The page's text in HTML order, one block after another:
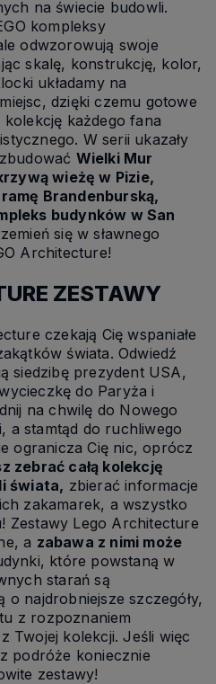
na świecie budowli.
kompleksy
odwzorowują swoje
skalę, konstrukcję, kolor,
układamy na
dzięki czemu gotowe
kolekcję każdego fana
W serii ukazały
Wielki Mur
wieżę w Pizie,
Brandenburską,
budynków w San
się w sławnego
Architecture!
ZESTAWY
czekają Cię wspaniałe
świata. Odwiedź
siedzibę prezydent USA,
do Paryża i
na chwilę do Nowego
a stamtąd do ruchliwego
ogranicza Cię nic, oprócz
zebrać całą kolekcję
świata, zbierać informacje
zakamarek, a wszystko
Zestawy Lego Architecture
a zabawa z nimi może
które powstaną w
starań są
o najdrobniejsze szczegóły,
z rozpoznaniem
Twojej kolekcji. Jeśli więc
podróże koniecznie
zestawy!